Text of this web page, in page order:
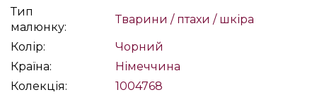
Тип
малюнку:
Тварини / птахи / шкіра
Колір:
Чорний
Країна:
Німеччина
Колекція:
1004768